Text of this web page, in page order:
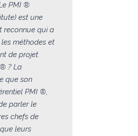
PMI ®
est une
reconnue qui a
méthodes et
de projet.
? La
que son
PMI ®,
parler le
chefs de
leurs